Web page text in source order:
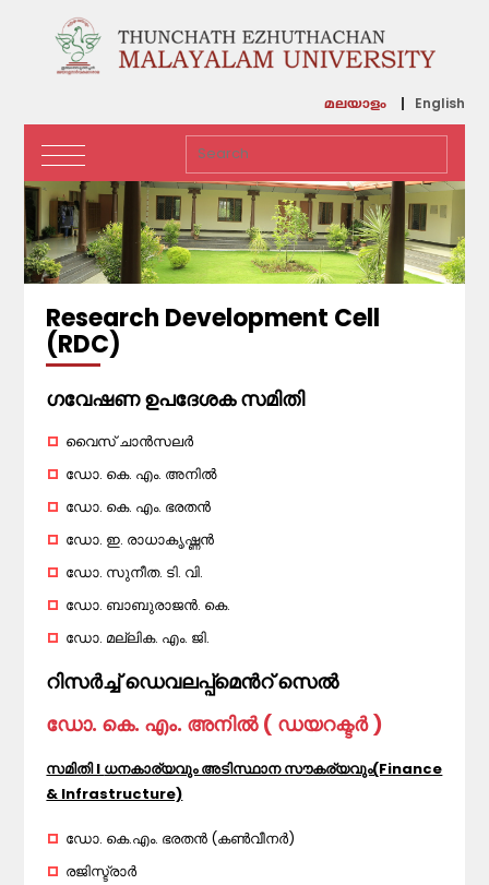
മലയാളം English
Research Development Cell
(RDC)
ഗവേഷണ ഉപദേശക സമിതി
വൈസ് ചാൻസലർ
ഡോ. കെ. എം. അനിൽ
ഡോ. കെ. എം. ഭരതൻ
ഡോ. ഇ. രാധാകൃഷ്ണൻ
ഡോ. സുനീത. ടി. വി.
ഡോ. ബാബുരാജൻ. കെ.
ഡോ. മല്ലിക. എം. ജി.
റിസർച്ച് ഡെവലപ്പ്മെൻറ് സെൽ
ഡോ. കെ. എം. അനിൽ ( ഡയറക്ടർ )
സമിതി I ധനകാര്യവും അടിസ്ഥാന സൗകര്യവും(Finance
& Infrastructure)
ഡോ. കെ.എം. ഭരതൻ (കൺവീനർ)
രജിസ്ട്രാർ